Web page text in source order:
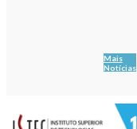
Mais
Notícias